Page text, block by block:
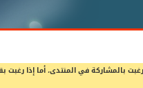
بالمشاركة في المنتدى، أما إذا رغبت